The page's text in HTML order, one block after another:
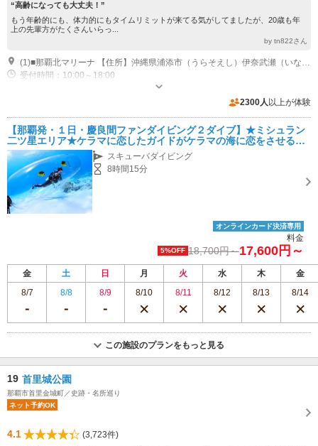
“高齢になっても大丈夫！”
もう年齢的にも、体力的にもタイムリミットが来てる気がしてましたが、20歳も年
上の先輩方がたくさんいらっ...
by tn822さん
(1)■那覇北マリーナ 【住所】沖縄県浦添市（うらそえし）伊奈武瀬（いなんせ）1-3-5 【駐車場】無料
受付時間：10:00～18:00
2300人 以上が体験
【那覇発・１日・慶良間ファンダイビング２ダイブ】★ミシュラン
二ツ星エリア★ケラマに恋したガイドがケラマの海に恋をさせるツ
アー★沖縄最高水準の事故予防対策店★器材フルセット＆あったか
ランチ＋スープ無料★
スキューバダイビング
8時間15分
オンラインカード決済専用
料金
5%OFF 18,700円～17,600円～
金 土 日 月 火 水 木
金
8/7
8/8 8/9 8/10 8/11 8/12 8/13 8/14
この施設のプランをもっと見る
19 首里城公園
那覇市首里金城町／史跡・名所巡り
ネット予約OK
4.1
(3,723件)